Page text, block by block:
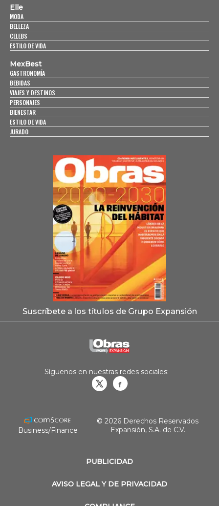
Elle
MODA
BELLEZA
CELEBS
ESTILO DE VIDA
MexBest
GASTRONOMÍA
BEBIDAS
VIAJES Y DESTINOS
PERSONAJES
BIENESTAR
ESTILO DE VIDA
JURADO
Suscríbete a los títulos de Grupo Expansión
PUBLICIDAD
AVISO LEGAL Y DE PRIVACIDAD
Síguenos en nuestras redes sociales:
Business/Finance
© 2026 Derechos Reservados
Expansión, S.A. de C.V.